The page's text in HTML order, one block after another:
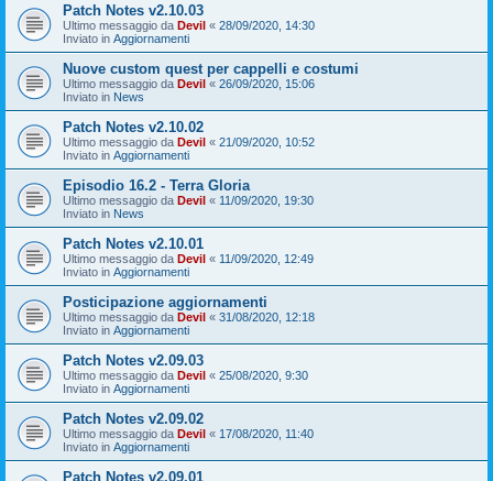
Patch Notes v2.10.03
Ultimo messaggio da Devil « 28/09/2020, 14:30
Inviato in Aggiornamenti
Nuove custom quest per cappelli e costumi
Ultimo messaggio da Devil « 26/09/2020, 15:06
Inviato in News
Patch Notes v2.10.02
Ultimo messaggio da Devil « 21/09/2020, 10:52
Inviato in Aggiornamenti
Episodio 16.2 - Terra Gloria
Ultimo messaggio da Devil « 11/09/2020, 19:30
Inviato in News
Patch Notes v2.10.01
Ultimo messaggio da Devil « 11/09/2020, 12:49
Inviato in Aggiornamenti
Posticipazione aggiornamenti
Ultimo messaggio da Devil « 31/08/2020, 12:18
Inviato in Aggiornamenti
Patch Notes v2.09.03
Ultimo messaggio da Devil « 25/08/2020, 9:30
Inviato in Aggiornamenti
Patch Notes v2.09.02
Ultimo messaggio da Devil « 17/08/2020, 11:40
Inviato in Aggiornamenti
Patch Notes v2.09.01